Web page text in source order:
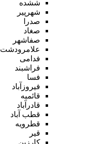
ششده
شهرپیر
صدرا
صغاد
صفاشهر
علامرودشت
فدامی
فراشبند
فسا
فیروزآباد
قائمیه
قادرآباد
قطب آباد
قطرویه
قیر
کارزین